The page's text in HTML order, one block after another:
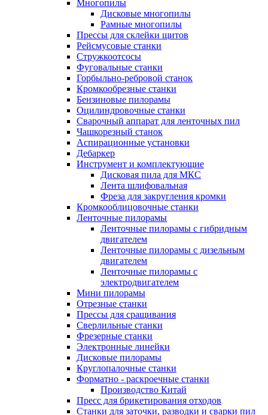
Многопилы
Дисковые многопилы
Рамные многопилы
Прессы для склейки щитов
Рейсмусовые станки
Стружкоотсосы
Фуговальные станки
Горбыльно-ребровой станок
Кромкообрезные станки
Бензиновые пилорамы
Оцилиндровочные станки
Сварочный аппарат для ленточных пил
Чашкорезный станок
Аспирационные установки
Дебаркер
Инструмент и комплектующие
Дисковая пила для МКС
Лента шлифовальная
Фреза для закругления кромки
Кромкооблицовочные станки
Ленточные пилорамы
Ленточные пилорамы с гибридным
двигателем
Ленточные пилорамы с дизельным
двигателем
Ленточные пилорамы с
электродвигателем
Мини пилорамы
Отрезные станки
Прессы для сращивания
Сверлильные станки
Фрезерные станки
Электронные линейки
Дисковые пилорамы
Круглопалочные станки
Форматно - раскроечные станки
Производство Китай
Пресс для брикетирования отходов
Станки для заточки, разводки и сварки пил